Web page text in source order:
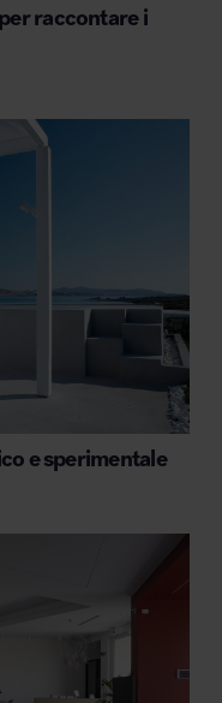
raccontare i
e sperimentale